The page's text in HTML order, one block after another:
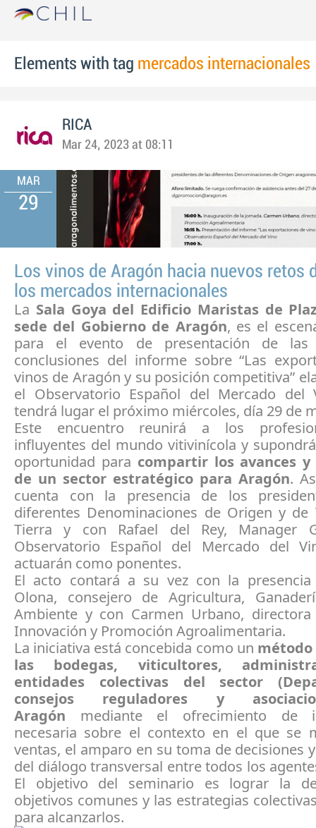
Elements with tag mercados internacionales
RICA
Mar 24, 2023 at 08:11
MAR
29
Los vinos de Aragón hacia nuevos retos
los mercados internacionales
La Sala Goya del Edificio Maristas de
sede del Gobierno de Aragón, es el
para el evento de presentación de las
conclusiones del informe sobre “Las
vinos de Aragón y su posición competitiva”
el Observatorio Español del Mercado del
tendrá lugar el próximo miércoles, día 29 de
Este encuentro reunirá a los
influyentes del mundo vitivinícola y
oportunidad para compartir los avances
de un sector estratégico para Aragón.
cuenta con la presencia de los
diferentes Denominaciones de Origen y de
Tierra y con Rafael del Rey, Manager
Observatorio Español del Mercado del
actuarán como ponentes.
El acto contará a su vez con la presencia
Olona, consejero de Agricultura,
Ambiente y con Carmen Urbano,
Innovación y Promoción Agroalimentaria.
La iniciativa está concebida como un método
las bodegas, viticultores,
entidades colectivas del sector
consejos reguladores y
Aragón mediante el ofrecimiento de
necesaria sobre el contexto en el que se
ventas, el amparo en su toma de decisiones
del diálogo transversal entre todos los
El objetivo del seminario es lograr la
objetivos comunes y las estrategias
para alcanzarlos.